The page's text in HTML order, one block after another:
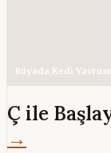
Rüyada Kedi
Ç ile
→